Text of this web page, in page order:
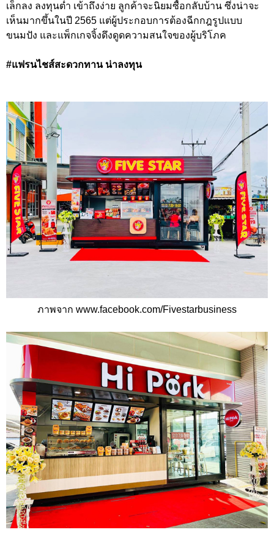
เล็กลง ลงทุนต่ำ เข้าถึงง่าย ลูกค้าจะนิยมซื้อกลับบ้าน ซึ่งน่าจะ
เห็นมากขึ้นในปี 2565 แต่ผู้ประกอบการต้องฉีกกฎรูปแบบ
ขนมปัง และแพ็กเกจจิ้งดึงดูดความสนใจของผู้บริโภค
#แฟรนไชส์สะดวกทาน น่าลงทุน
ภาพจาก www.facebook.com/Fivestarbusiness